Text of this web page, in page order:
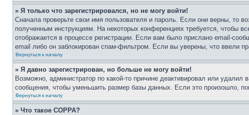
» Я только что зарегистрировался, но не могу войти!
Сначала проверьте свои имя пользователя и пароль. Если они верны, то
полученным инструкциям. На некоторых конференциях требуется, чтобы
отображается в процессе регистрации. Если вам было прислано email-
email либо он заблокирован спам-фильтром. Если вы уверены, что ввели
Вернуться к началу
» Я давно зарегистрирован, но больше не могу войти!
Возможно, администратор по какой-то причине деактивировал или
сообщения, чтобы уменьшить размер базы данных. Если это произошло,
Вернуться к началу
» Что такое COPPA?